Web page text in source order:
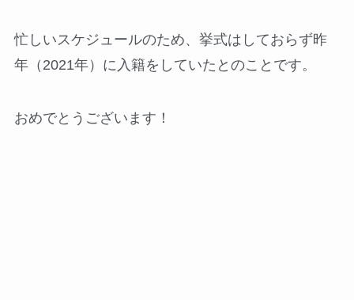
忙しいスケジュールのため、挙式はしておらず昨
年（2021年）に入籍をしていたとのことです。
おめでとうございます！